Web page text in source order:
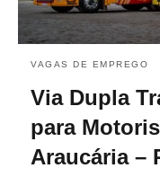
VAGAS DE EMPREGO
Via Dupla
para
Araucária –